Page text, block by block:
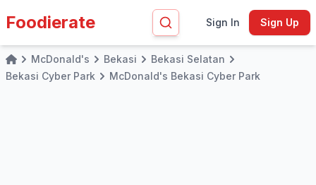
Foodierate Sign In Sign Up
HomeMcDonald's Bekasi
Bekasi Selatan
Bekasi Cyber Park
McDonald's Bekasi Cyber Park